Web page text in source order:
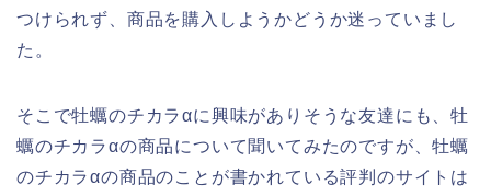
つけられず、商品を購入しようかどうか迷っていまし
た。
そこで牡蠣のチカラαに興味がありそうな友達にも、牡
蠣のチカラαの商品について聞いてみたのですが、牡蠣
のチカラαの商品のことが書かれている評判のサイトは